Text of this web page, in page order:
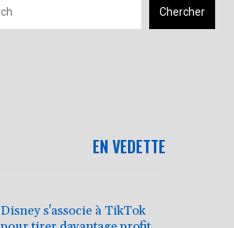
Chercher
EN VEDETTE
Disney s'associe à TikTok